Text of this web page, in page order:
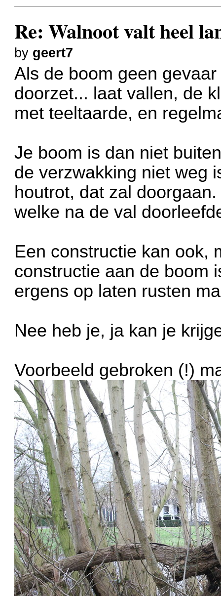
Re: Walnoot valt heel
by geert7
Als de boom geen
doorzet... laat vallen, de
met teeltaarde, en
Je boom is dan niet
de verzwakking niet weg
houtrot, dat zal
welke na de val
Een constructie kan ook,
constructie aan de boom
ergens op laten rusten
Nee heb je, ja kan je
Voorbeeld gebroken (!)